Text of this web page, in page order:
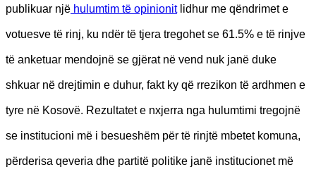
publikuar një hulumtim të opinionitlidhur me qëndrimet e
votuesve të rinj, ku ndër të tjera tregohet se 61.5% e të rinjve
të anketuar mendojnë se gjërat në vend nuk janë duke
shkuar në drejtimin e duhur, fakt ky që rrezikon të ardhmen e
tyre në Kosovë. Rezultatet e nxjerra nga hulumtimi tregojnë
se institucioni më i besueshëm për të rinjtë mbetet komuna,
përderisa qeveria dhe partitë politike janë institucionet më